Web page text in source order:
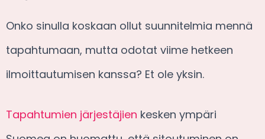
Onko sinulla koskaan ollut suunnitelmia mennä
tapahtumaan, mutta odotat viime hetkeen
ilmoittautumisen kanssa? Et ole yksin.
Tapahtumien järjestäjien kesken ympäri